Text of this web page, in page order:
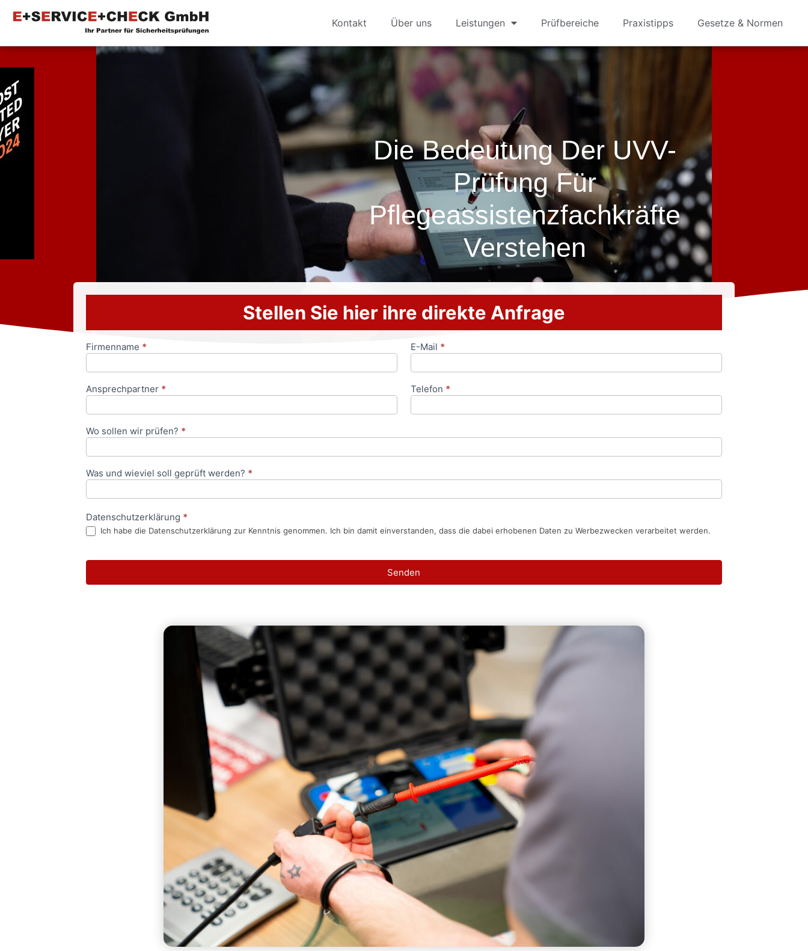
Kontakt Über uns Leistungen Prüfbereiche Praxistipps Gesetze & Normen
Die Bedeutung Der UVV-
Prüfung Für
Pflegeassistenzfachkräfte
Verstehen
Stellen Sie hier ihre direkte Anfrage
Anfrageformular
Firmenname * E-Mail *
Ansprechpartner * Telefon *
Wo sollen wir prüfen? *
Was und wieviel soll geprüft werden? *
Datenschutzerklärung *
Ich habe die Datenschutzerklärung zur Kenntnis genommen. Ich bin damit einverstanden, dass die dabei erhobenen Daten zu Werbezwecken verarbeitet werden.
Senden